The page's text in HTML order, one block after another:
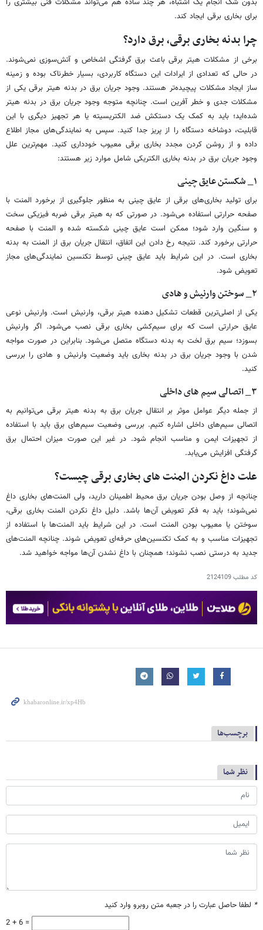
برای بخاری برقی ایجاد کند.
چرا بدنه بخاری برقی، برق دارد؟
برخی از مشکلات هیتر برقی باعث برق گرفتگی اشخاص و آتش‌سوزی نمی‌شوند.
در حالی که تعدادی از ایرادات این دستگاه کاربردی، بسیار خطرناک بوده و زمینه
ساز ایجاد مشکلات پیچیده‌تر هستند. وجود جریان برق در بدنه هیتر برقی یکی از
مشکلات جدی و خطر آفرین است. چنانچه متوجه وجود جریان برق در بدنه هیتر
شده‌اید؛ باید به کمک یک دستکش ضد الکتریسیته یا هر تجهیز دیگری با این
قابلیت، دوشاخه دستگاه را از پریز جدا کنید. سپس به نمایندگی‌های مجاز اطلاع
داده و از روشن کردن مجدد بخاری برقی معیوب خودداری کنید. مهم‌ترین علل
وجود جریان برق در بدنه بخاری الکتریکی شامل موارد زیر هستند:
۱_ شکستن عایق چینی
برای تولید بخاری‌های برقی از عایق چینی به منظور جلوگیری از برخورد المنت با
صفحه حرارتی استفاده می‌شود. در صورتی که به هیتر برقی ضربه فیزیکی سخت
و سنگین وارد شود؛ ممکن است عایق چینی شکسته شده و المنت با صفحه
حرارتی برخورد کند. نتیجه رخ دادن این اتفاق، انتقال جریان برق از المنت به بدنه
بخاری است. در این شرایط باید عایق چینی توسط تکنسین نمایندگی‌های مجاز
تعویض شود.
۲_ سوختن وارنیش و هادی
یکی از اصلی‌ترین قطعات تشکیل دهنده هیتر برقی، وارنیش است. وارنیش نوعی
عایق حرارتی است که برای سیم‌کشی بخاری برقی نصب می‌شود. اگر وارنیش
بسوزد؛ سیم برق لخت به بدنه دستگاه متصل می‌شود. بنابراین در صورت مواجه
شدن با وجود جریان برق در بدنه بخاری باید وضعیت وارنیش و هادی را بررسی
کنید.
۳_ اتصالی سیم‌ های داخلی
از جمله دیگر عوامل موثر بر انتقال جریان برق به بدنه هیتر برقی می‌توانیم به
اتصالی سیم‌های داخلی اشاره کنیم. بررسی وضعیت سیم‌های برق باید با استفاده
از تجهیزات ایمن و مناسب انجام شود. در غیر این صورت میزان احتمال برق
گرفتگی افزایش می‌یابد.
علت داغ نکردن المنت ‌های بخاری برقی چیست؟
چنانچه از وصل بودن جریان برق محیط اطمینان دارید، ولی المنت‌های بخاری داغ
نمی‌شوند؛ باید به فکر تعویض آن‌ها باشد. دلیل داغ نکردن المنت بخاری برقی،
سوختن یا معیوب بودن المنت است. در این شرایط باید المنت‌ها با استفاده از
تجهیزات مناسب و به کمک تکنسین‌های حرفه‌ای تعویض شوند. چنانچه المنت‌های
جدید به درستی نصب نشوند؛ همچنان با داغ نشدن آن‌ها مواجه خواهید شد.
کد مطلب2124109
برچسب‌ها
نظر شما
* لطفا حاصل عبارت را در جعبه متن روبرو وارد کنید
2 + 6 =